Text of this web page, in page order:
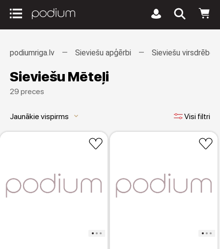
podiumriga.lv Sieviešu apģērbi Sieviešu virsdrēbes
Sieviešu Mēteļi
29 preces
Jaunākie vispirms keyboard_arrow_down Visi filtri